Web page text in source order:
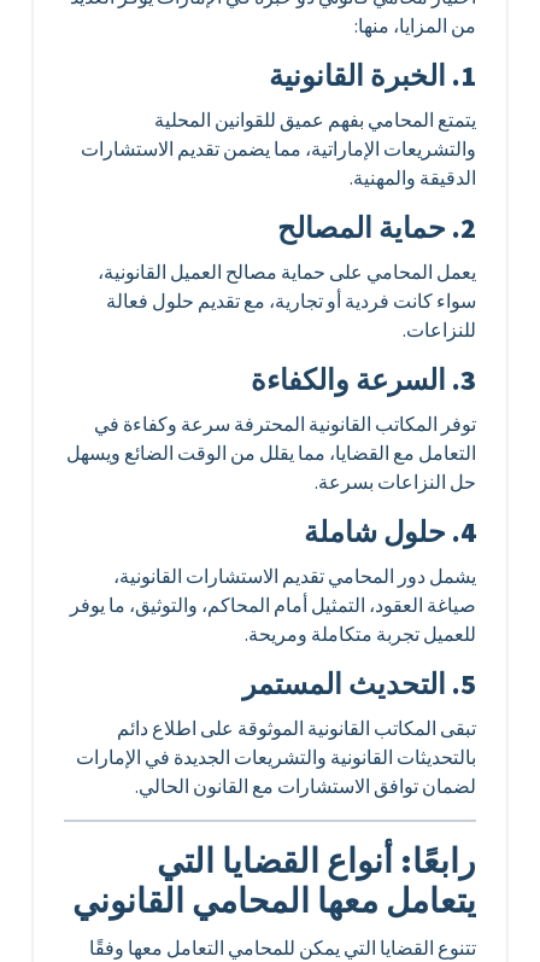
من المزايا، منها:
1. الخبرة القانونية
يتمتع المحامي بفهم عميق للقوانين المحلية
والتشريعات الإماراتية، مما يضمن تقديم الاستشارات
الدقيقة والمهنية.
2. حماية المصالح
يعمل المحامي على حماية مصالح العميل القانونية،
سواء كانت فردية أو تجارية، مع تقديم حلول فعالة
للنزاعات.
3. السرعة والكفاءة
توفر المكاتب القانونية المحترفة سرعة وكفاءة في
التعامل مع القضايا، مما يقلل من الوقت الضائع ويسهل
حل النزاعات بسرعة.
4. حلول شاملة
يشمل دور المحامي تقديم الاستشارات القانونية،
صياغة العقود، التمثيل أمام المحاكم، والتوثيق، ما يوفر
للعميل تجربة متكاملة ومريحة.
5. التحديث المستمر
تبقى المكاتب القانونية الموثوقة على اطلاع دائم
بالتحديثات القانونية والتشريعات الجديدة في الإمارات
لضمان توافق الاستشارات مع القانون الحالي.
رابعًا: أنواع القضايا التي
يتعامل معها المحامي القانوني
تتنوع القضايا التي يمكن للمحامي التعامل معها وفقًا